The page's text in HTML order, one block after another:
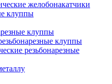
желобонакатчики
клуппы
клуппы
клуппы
резьбонарезные